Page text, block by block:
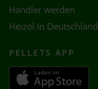
Händler werden
Heizöl in Deutschland
PELLETS APP